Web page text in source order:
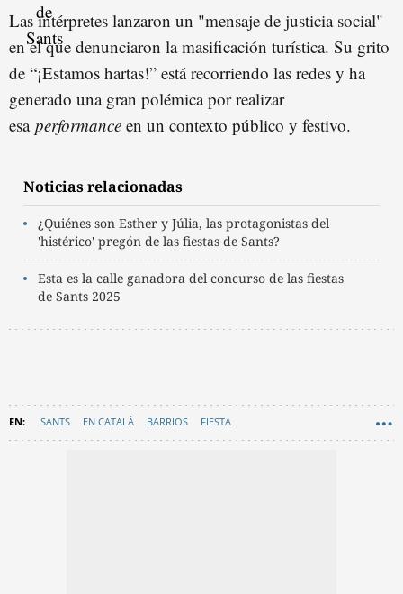
Las intérpretes lanzaron un "mensaje de justicia social"
en el que denunciaron la masificación turística. Su grito
de “¡Estamos hartas!” está recorriendo las redes y ha
generado una gran polémica por realizar
esa performance en un contexto público y festivo.
Noticias relacionadas
¿Quiénes son Esther y Júlia, las protagonistas del
'histérico' pregón de las fiestas de Sants?
Esta es la calle ganadora del concurso de las fiestas
de Sants 2025
SANTS EN CATALÀ BARRIOS FIESTA